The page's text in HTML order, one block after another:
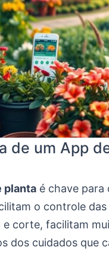
de um App
planta é chave para
o controle
e corte, facilitam
dos cuidados que